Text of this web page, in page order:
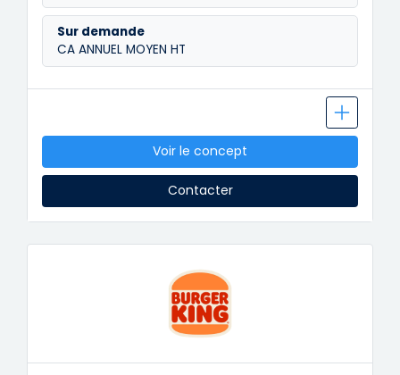
Sur demande
CA ANNUEL MOYEN HT
Voir le concept
Contacter